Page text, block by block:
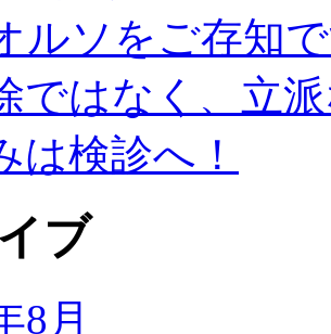
ルソをご存知
ではなく、立
は検診へ！
ブ
8月